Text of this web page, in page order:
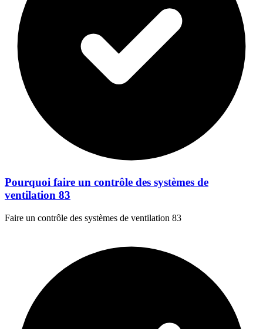
Pourquoi faire un contrôle des systèmes de
ventilation 83
Faire un contrôle des systèmes de ventilation 83